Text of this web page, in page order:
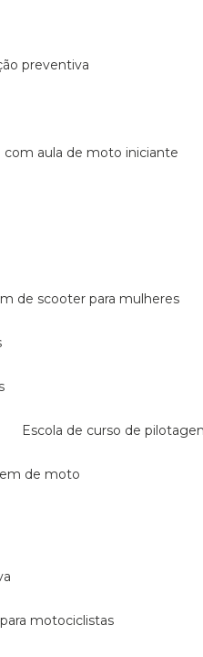
preventiva
com aula de moto iniciante
de scooter para mulheres
escola de curso de
de moto
motociclistas